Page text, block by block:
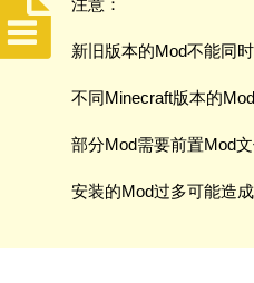
注意：
新旧版本的Mod不能同时
不同Minecraft版本的
部分Mod需要前置Mod
安装的Mod过多可能造